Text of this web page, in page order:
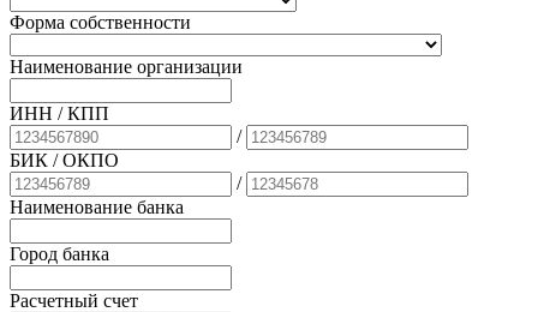
Форма собственности
Наименование организации
ИНН / КПП
/
БИК / ОКПО
/
Наименование банка
Город банка
Расчетный счет